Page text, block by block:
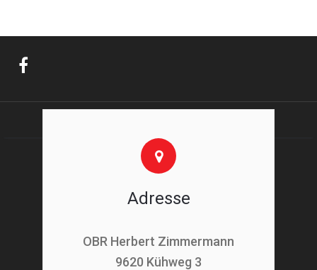
Adresse
OBR Herbert Zimmermann
9620 Kühweg 3